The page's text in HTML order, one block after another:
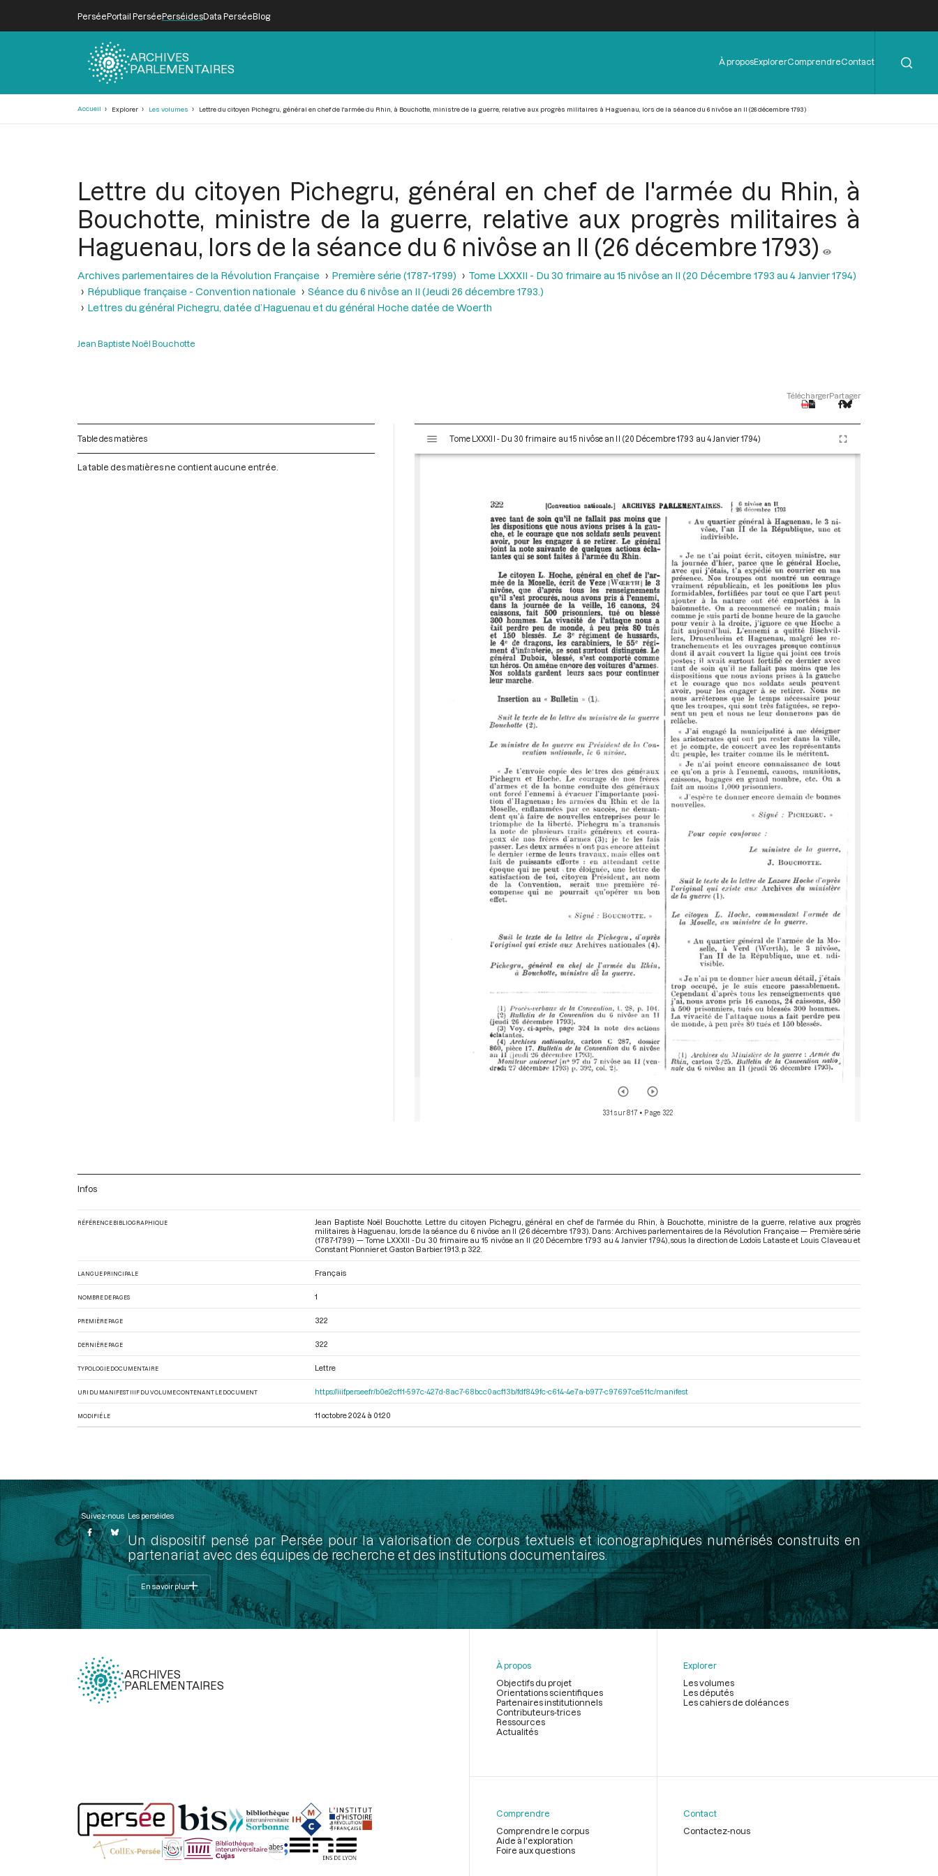
PerséePortail PerséePerséidesData PerséeBlog
ARCHIVES
PARLEMENTAIRES
Menu
de
À proposExplorerComprendreContact
Accueil Explorer Les volumes Lettre du citoyen Pichegru, général en chef de l'armée du Rhin, à Bouchotte, ministre de la guerre, relative aux progrès militaires à Haguenau, lors de la séance du 6 nivôse an II (26 décembre 1793)
Lettre du citoyen Pichegru, général en chef de l'armée du Rhin, à
Bouchotte, ministre de la guerre, relative aux progrès militaires à
Haguenau, lors de la séance du 6 nivôse an II (26 décembre 1793)
Archives parlementaires de la Révolution Française Première série (1787-1799)
Tome LXXXII - Du 30 frimaire au 15 nivôse an II (20 Décembre 1793 au 4 Janvier 1794)
République française - Convention nationale
Séance du 6 nivôse an II (Jeudi 26 décembre 1793.)
Lettres du général Pichegru, datée d’Haguenau et du général Hoche datée de Woerth
Jean Baptiste Noël Bouchotte
TéléchargerPartager
Table des matières
La table des matières ne contient aucune entrée.
s
Tome LXXXII - Du 30 frimaire au 15 nivôse an II (20 Décembre 1793 au 4 Janvier 1794)
331 sur 817 • Page 322
Infos
RÉFÉRENCE BIBLIOGRAPHIQUE
Jean Baptiste Noël Bouchotte. Lettre du citoyen Pichegru, général en chef de l'armée du Rhin, à Bouchotte, ministre de la guerre, relative aux progrès
militaires à Haguenau, lors de la séance du 6 nivôse an II (26 décembre 1793). Dans : Archives parlementaires de la Révolution Française — Première série
(1787-1799) — Tome LXXXII - Du 30 frimaire au 15 nivôse an II (20 Décembre 1793 au 4 Janvier 1794) , sous la direction de Lodoïs Lataste et Louis Claveau et
Constant Pionnier et Gaston Barbier. 1913. p. 322.
LANGUE PRINCIPALE Français
NOMBRE DE PAGES 1
PREMIÈRE PAGE 322
DERNIÈRE PAGE 322
TYPOLOGIE DOCUMENTAIRE Lettre
URI DU MANIFEST IIIF DU VOLUME CONTENANT LE DOCUMENT https://iiif.persee.fr/b0e2cf11-597c-427d-8ac7-68bcc0acf13b/fdf849fc-c614-4e7a-b977-c97697ce511c/manifest
MODIFIÉ LE 11 octobre 2024 à 01:20
Suivez-nous Les perséides
Un dispositif pensé par Persée pour la valorisation de corpus textuels et iconographiques numérisés construits en
partenariat avec des équipes de recherche et des institutions documentaires.
En savoir plus
ARCHIVES
PARLEMENTAIRES
page
À propos
Objectifs du projet
Orientations scientifiques
Partenaires institutionnels
Contributeurs-trices
Ressources
Actualités
Explorer
Les volumes
Les députés
Les cahiers de doléances
Comprendre
Comprendre le corpus
Aide à l'exploration
Foire aux questions
Contact
Contactez-nous